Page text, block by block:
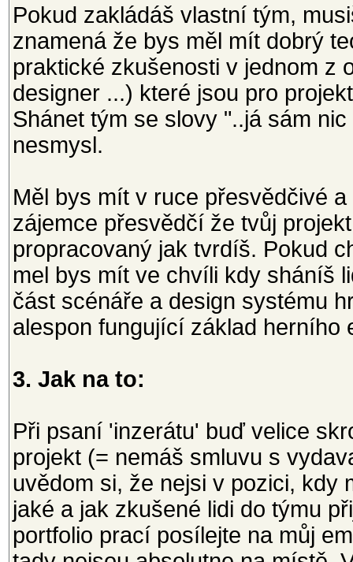
Pokud zakládáš vlastní tým,
znamená že bys měl mít dobrý
praktické zkušenosti v jednom z
designer ...) které jsou pro
Shánet tým se slovy "..já sám
nesmysl.
Měl bys mít v ruce přesvědčivé
zájemce přesvědčí že tvůj
propracovaný jak tvrdíš. Pokud
mel bys mít ve chvíli kdy sháníš
část scénáře a design systému
alespon fungující základ herního
3. Jak na to:
Při psaní 'inzerátu' buď velice
projekt (= nemáš smluvu s
uvědom si, že nejsi v pozici, kdy
jaké a jak zkušené lidi do týmu
portfolio prací posílejte na můj